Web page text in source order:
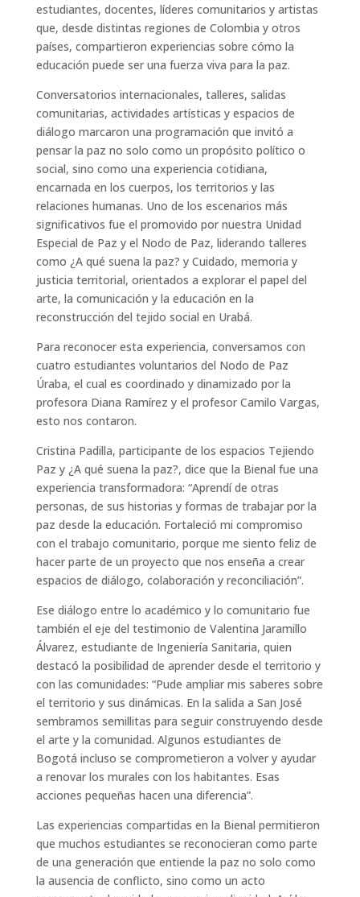
estudiantes, docentes, líderes comunitarios y artistas
que, desde distintas regiones de Colombia y otros
países, compartieron experiencias sobre cómo la
educación puede ser una fuerza viva para la paz.
Conversatorios internacionales, talleres, salidas
comunitarias, actividades artísticas y espacios de
diálogo marcaron una programación que invitó a
pensar la paz no solo como un propósito político o
social, sino como una experiencia cotidiana,
encarnada en los cuerpos, los territorios y las
relaciones humanas. Uno de los escenarios más
significativos fue el promovido por nuestra Unidad
Especial de Paz y el Nodo de Paz, liderando talleres
como ¿A qué suena la paz? y Cuidado, memoria y
justicia territorial, orientados a explorar el papel del
arte, la comunicación y la educación en la
reconstrucción del tejido social en Urabá.
Para reconocer esta experiencia, conversamos con
cuatro estudiantes voluntarios del Nodo de Paz
Úraba, el cual es coordinado y dinamizado por la
profesora Diana Ramírez y el profesor Camilo Vargas,
esto nos contaron.
Cristina Padilla, participante de los espacios Tejiendo
Paz y ¿A qué suena la paz?, dice que la Bienal fue una
experiencia transformadora: “Aprendí de otras
personas, de sus historias y formas de trabajar por la
paz desde la educación. Fortaleció mi compromiso
con el trabajo comunitario, porque me siento feliz de
hacer parte de un proyecto que nos enseña a crear
espacios de diálogo, colaboración y reconciliación”.
Ese diálogo entre lo académico y lo comunitario fue
también el eje del testimonio de Valentina Jaramillo
Álvarez, estudiante de Ingeniería Sanitaria, quien
destacó la posibilidad de aprender desde el territorio y
con las comunidades: “Pude ampliar mis saberes sobre
el territorio y sus dinámicas. En la salida a San José
sembramos semillitas para seguir construyendo desde
el arte y la comunidad. Algunos estudiantes de
Bogotá incluso se comprometieron a volver y ayudar
a renovar los murales con los habitantes. Esas
acciones pequeñas hacen una diferencia”.
Las experiencias compartidas en la Bienal permitieron
que muchos estudiantes se reconocieran como parte
de una generación que entiende la paz no solo como
la ausencia de conflicto, sino como un acto